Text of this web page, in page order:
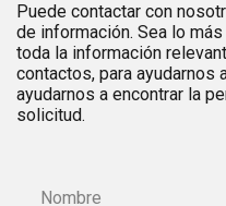
Puede contactar con
de información. Sea lo
toda la información
contactos, para ayudarnos
ayudarnos a encontrar la
solicitud.